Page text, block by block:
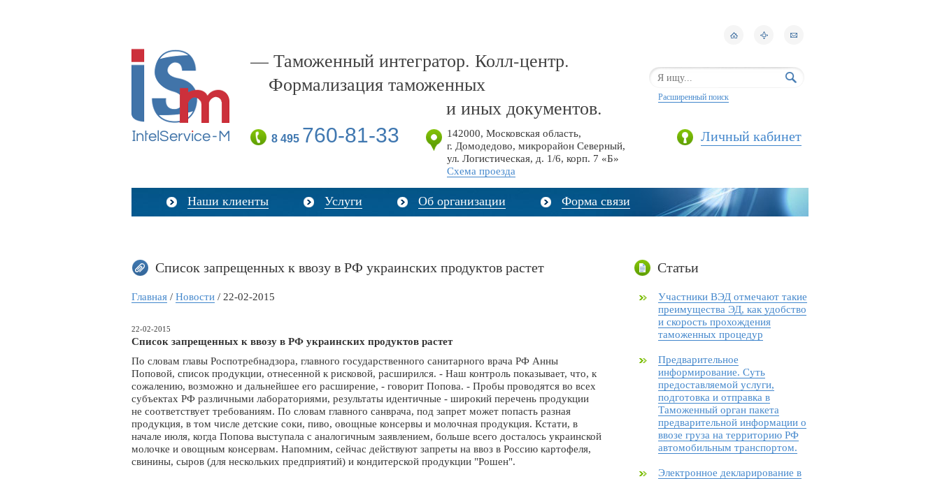
— Таможенный интегратор. Колл-центр.
Формализация таможенных
и иных документов.
8 495 760-81-33 142000, Московская область,
г. Домодедово, микрорайон Северный,
ул. Логистическая, д. 1/6, корп. 7 «Б»
Схема проезда
Расширенный поиск
Личный кабинет
Наши клиенты Услуги Об организации Форма связи
Список запрещенных к ввозу в РФ украинских продуктов растет
Главная / Новости / 22-02-2015
22-02-2015
Список запрещенных к ввозу в РФ украинских продуктов растет
По словам главы Роспотребнадзора, главного государственного санитарного врача РФ Анны
Поповой, список продукции, отнесенной к рисковой, расширился. - Наш контроль показывает, что, к
сожалению, возможно и дальнейшее его расширение, - говорит Попова. - Пробы проводятся во всех
субъектах РФ различными лабораториями, результаты идентичные - широкий перечень продукции
не соответствует требованиям. По словам главного санврача, под запрет может попасть разная
продукция, в том числе детские соки, пиво, овощные консервы и молочная продукция. Кстати, в
начале июля, когда Попова выступала с аналогичным заявлением, больше всего досталось украинской
молочке и овощным консервам. Напомним, сейчас действуют запреты на ввоз в Россию картофеля,
свинины, сыров (для нескольких предприятий) и кондитерской продукции "Рошен".
Статьи
Участники ВЭД отмечают такие
преимущества ЭД, как удобство
и скорость прохождения
таможенных процедур
Предварительное
информирование. Суть
предоставляемой услуги,
подготовка и отправка в
Таможенный орган пакета
предварительной информации о
ввозе груза на территорию РФ
автомобильным транспортом.
Электронное декларирование в